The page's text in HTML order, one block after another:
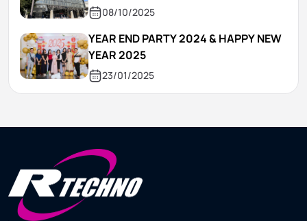
08/10/2025
YEAR END PARTY 2024 & HAPPY NEW
YEAR 2025
23/01/2025